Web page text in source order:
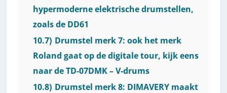
hypermoderne elektrische drumstellen,
zoals de DD61
10.7) Drumstel merk 7: ook het merk
Roland gaat op de digitale tour, kijk eens
naar de TD-07DMK – V-drums
10.8) Drumstel merk 8: DIMAVERY maakt